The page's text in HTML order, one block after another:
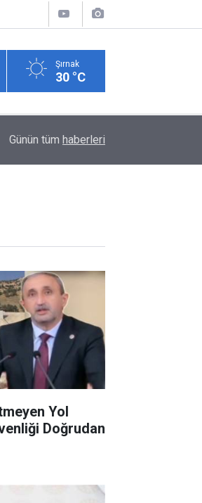
Şırnak
30 °C
Güzel: "Karın ağrısının nedeni
Günün tüm haberleri
Yol
Doğrudan